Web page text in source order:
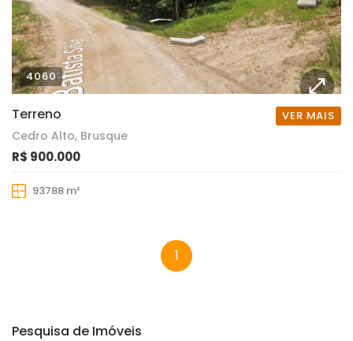
4060
Terreno VER MAIS
Cedro Alto, Brusque
R$ 900.000
93788 m²
1
Pesquisa de Imóveis